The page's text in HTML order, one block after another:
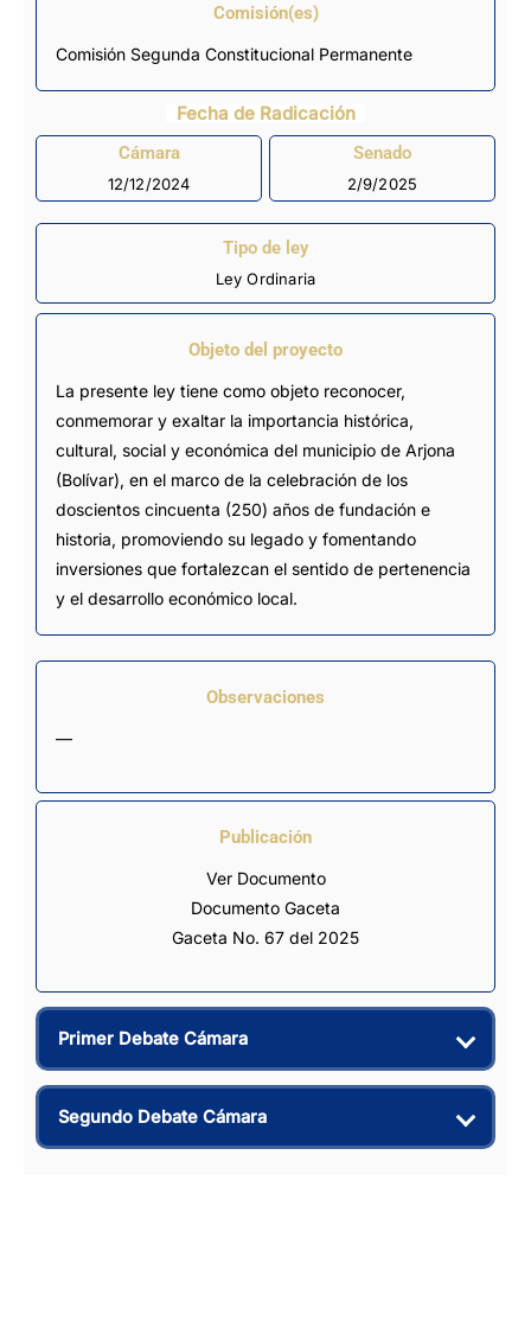
Comisión(es)
Comisión Segunda Constitucional Permanente
Fecha de Radicación
Cámara
12/12/2024
Senado
2/9/2025
Tipo de ley
Ley Ordinaria
Objeto del proyecto
La presente ley tiene como objeto reconocer,
conmemorar y exaltar la importancia histórica,
cultural, social y económica del municipio de Arjona
(Bolívar), en el marco de la celebración de los
doscientos cincuenta (250) años de fundación e
historia, promoviendo su legado y fomentando
inversiones que fortalezcan el sentido de pertenencia
y el desarrollo económico local.
Observaciones
—
Publicación
Ver Documento
Documento Gaceta
Gaceta No. 67 del 2025
Primer Debate Cámara
Segundo Debate Cámara